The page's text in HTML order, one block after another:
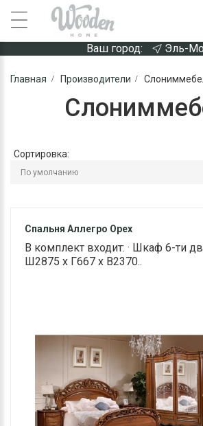
Ваш город: Эль-
Главная Производители
Сортировка:
Спальня Аллегро Орех
В комплект входит: · Шкаф 6-ти
Ш2875 х Г667 х В2370..